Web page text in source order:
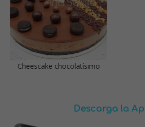
Cheescake chocolatísimo
Descarga la